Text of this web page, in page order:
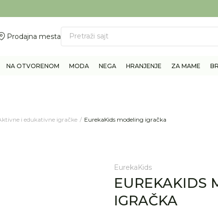
Prodajna mesta Pretraži sajt
NA OTVORENOM MODA NEGA HRANJENJE ZA MAME
i edukativne igračke EurekaKids modeling igračka
EurekaKids
EUREKAKIDS
IGRAČKA